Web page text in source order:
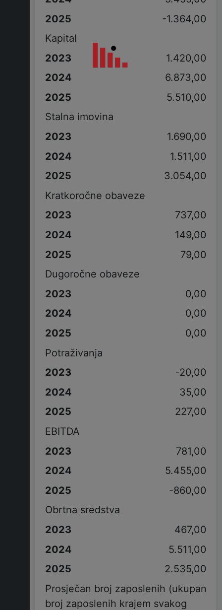
-1.364,00
Kapital
1.420,00
6.873,00
5.510,00
Stalna imovina
1.690,00
1.511,00
3.054,00
Kratkoročne obaveze
737,00
149,00
79,00
Dugoročne obaveze
0,00
0,00
0,00
Potraživanja
-20,00
35,00
227,00
EBITDA
781,00
5.455,00
-860,00
Obrtna sredstva
467,00
5.511,00
2.535,00
Prosječan broj zaposlenih (ukupan
broj zaposlenih krajem svakog